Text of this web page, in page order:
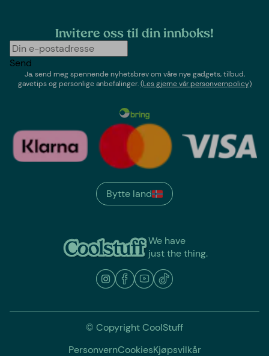
Invitere oss til din innboks!
Send
Ja, send meg spennende nyhetsbrev om våre nye gadgets, tilbud,
gavetips og personlige anbefalinger.(Les gjerne vår personvernpolicy)
We have
just the thing.
Bytte land
© Copyright CoolStuff
PersonvernCookiesKjøpsvilkår